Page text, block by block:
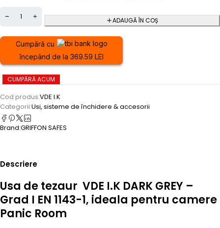
ADAUGĂ ÎN COȘ
Cumpără cu
începând de la 369.59 LEI
CUMPĂRĂ ACUM
Cod produs:VDE I.K
Categorii:Usi, sisteme de închidere & accesorii
Brand:GRIFFON SAFES
Descriere
Usa de tezaur VDE I.K DARK GREY –
Grad I EN 1143-1, ideala pentru camere
Panic Room